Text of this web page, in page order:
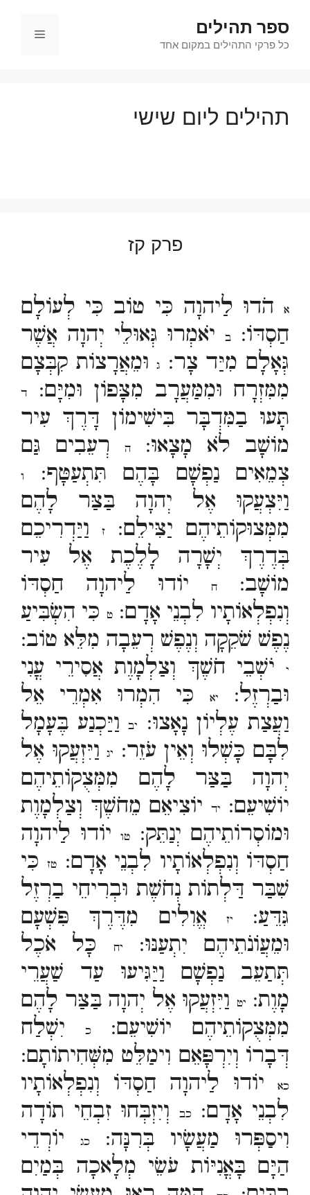
לתוכןספר תהילים
כל פרקי התהילים במקום אחד
תפריט
תהילים ליום שישי
פרק קז
א
הֹדוּ לַיהוָה כִּי טוֹב כִּי לְעוֹלָם
חַסְדּוֹ:
ביֹאמְרוּ גְּאוּלֵי יְהוָה אֲשֶׁר
גְּאָלָם מִיַּד צָר:
גוּמֵאֲרָצוֹת קִבְּצָם
מִמִּזְרָח וּמִמַּעֲרָב מִצָּפוֹן וּמִיָּם:
ד
תָּעוּ בַמִּדְבָּר בִּישִׁימוֹן דָּרֶךְ עִיר
מוֹשָׁב לֹא מָצָאוּ:
ה
רְעֵבִים גַּם
צְמֵאִים נַפְשָׁם בָּהֶם תִּתְעַטָּף:
ו
וַיִּצְעֲקוּ אֶל יְהוָה בַּצַּר לָהֶם
מִמְּצוּקוֹתֵיהֶם יַצִּילֵם:
ז
וַיַּדְרִיכֵם
בְּדֶרֶךְ יְשָׁרָה לָלֶכֶת אֶל עִיר
מוֹשָׁב:
ח
יוֹדוּ לַיהוָה חַסְדּוֹ
וְנִפְלְאוֹתָיו לִבְנֵי אָדָם: ט כִּי הִשְׂבִּיעַ
נֶפֶשׁ שֹׁקֵקָה וְנֶפֶשׁ רְעֵבָה מִלֵּא טוֹב:
י
יֹשְׁבֵי חֹשֶׁךְ וְצַלְמָוֶת אֲסִירֵי עֳנִי
וּבַרְזֶל:
יא
כִּי הִמְרוּ אִמְרֵי אֵל
וַעֲצַת עֶלְיוֹן נָאָצוּ:
יבוַיַּכְנַע בֶּעָמָל
לִבָּם כָּשְׁלוּ וְאֵין עֹזֵר:
יג וַיִּזְעֲקוּ אֶל
יְהוָה בַּצַּר לָהֶם מִמְּצֻקוֹתֵיהֶם
יוֹשִׁיעֵם:
יד יוֹצִיאֵם מֵחֹשֶׁךְ וְצַלְמָוֶת
וּמוֹסְרוֹתֵיהֶם יְנַתֵּק:
טו
יוֹדוּ לַיהוָה
חַסְדּוֹ וְנִפְלְאוֹתָיו לִבְנֵי אָדָם:
טזכִּי
שִׁבַּר דַּלְתוֹת נְחֹשֶׁת וּבְרִיחֵי בַרְזֶל
גִּדֵּעַ:
יז
אֱוִלִים מִדֶּרֶךְ פִּשְׁעָם
וּמֵעֲוֹנֹתֵיהֶם יִתְעַנּוּ:
יח
כָּל אֹכֶל
תְּתַעֵב נַפְשָׁם וַיַּגִּיעוּ עַד שַׁעֲרֵי
מָוֶת: יט וַיִּזְעֲקוּ אֶל יְהוָה בַּצַּר לָהֶם
מִמְּצֻקוֹתֵיהֶם יוֹשִׁיעֵם:כ
יִשְׁלַח
דְּבָרוֹ וְיִרְפָּאֵם וִימַלֵּט מִשְּׁחִיתוֹתָם:
כא
יוֹדוּ לַיהוָה חַסְדּוֹ וְנִפְלְאוֹתָיו
לִבְנֵי אָדָם:כב
וְיִזְבְּחוּ זִבְחֵי תוֹדָה
וִיסַפְּרוּ מַעֲשָׂיו בְּרִנָּה:כג
יוֹרְדֵי
הַיָּם בָּאֳנִיּוֹת עֹשֵׂי מְלָאכָה בְּמַיִם